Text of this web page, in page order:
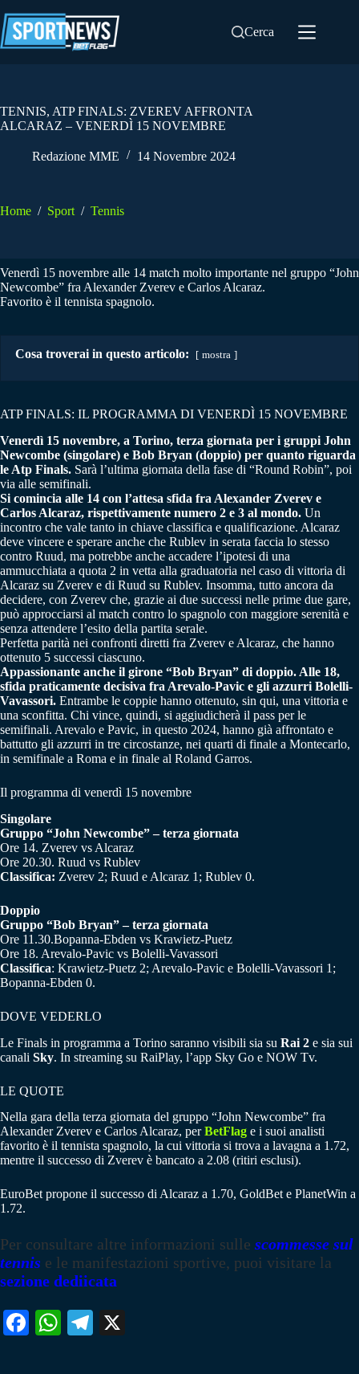
al
contenuto
Cerca
TENNIS, ATP FINALS: ZVEREV AFFRONTA
ALCARAZ – VENERDÌ 15 NOVEMBRE
Redazione MME 14 Novembre 2024
Home / Sport / Tennis
Venerdì 15 novembre alle 14 match molto importante nel gruppo “John
Newcombe” fra Alexander Zverev e Carlos Alcaraz.
Favorito è il tennista spagnolo.
Cosa troverai in questo articolo: mostra
ATP FINALS: IL PROGRAMMA DI VENERDÌ 15 NOVEMBRE
Venerdì 15 novembre, a Torino, terza giornata per i gruppi John
Newcombe (singolare) e Bob Bryan (doppio) per quanto riguarda
le Atp Finals. Sarà l’ultima giornata della fase di “Round Robin”, poi
via alle semifinali.
Si comincia alle 14 con l’attesa sfida fra Alexander Zverev e
Carlos Alcaraz, rispettivamente numero 2 e 3 al mondo. Un
incontro che vale tanto in chiave classifica e qualificazione. Alcaraz
deve vincere e sperare anche che Rublev in serata faccia lo stesso
contro Ruud, ma potrebbe anche accadere l’ipotesi di una
ammucchiata a quota 2 in vetta alla graduatoria nel caso di vittoria di
Alcaraz su Zverev e di Ruud su Rublev. Insomma, tutto ancora da
decidere, con Zverev che, grazie ai due successi nelle prime due gare,
può approcciarsi al match contro lo spagnolo con maggiore serenità e
senza attendere l’esito della partita serale.
Perfetta parità nei confronti diretti fra Zverev e Alcaraz, che hanno
ottenuto 5 successi ciascuno.
Appassionante anche il girone “Bob Bryan” di doppio. Alle 18,
sfida praticamente decisiva fra Arevalo-Pavic e gli azzurri Bolelli-
Vavassori. Entrambe le coppie hanno ottenuto, sin qui, una vittoria e
una sconfitta. Chi vince, quindi, si aggiudicherà il pass per le
semifinali. Arevalo e Pavic, in questo 2024, hanno già affrontato e
battutto gli azzurri in tre circostanze, nei quarti di finale a Montecarlo,
in semifinale a Roma e in finale al Roland Garros.
Il programma di venerdì 15 novembre
Singolare
Gruppo “John Newcombe” – terza giornata
Ore 14. Zverev vs Alcaraz
Ore 20.30. Ruud vs Rublev
Classifica: Zverev 2; Ruud e Alcaraz 1; Rublev 0.
Doppio
Gruppo “Bob Bryan” – terza giornata
Ore 11.30.Bopanna-Ebden vs Krawietz-Puetz
Ore 18. Arevalo-Pavic vs Bolelli-Vavassori
Classifica: Krawietz-Puetz 2; Arevalo-Pavic e Bolelli-Vavassori 1;
Bopanna-Ebden 0.
DOVE VEDERLO
Le Finals in programma a Torino saranno visibili sia su Rai 2 e sia sui
canali Sky. In streaming su RaiPlay, l’app Sky Go e NOW Tv.
LE QUOTE
Nella gara della terza giornata del gruppo “John Newcombe” fra
Alexander Zverev e Carlos Alcaraz, perBetFlag e i suoi analisti
favorito è il tennista spagnolo, la cui vittoria si trova a lavagna a 1.72,
mentre il successo di Zverev è bancato a 2.08 (ritiri esclusi).
EuroBet propone il successo di Alcaraz a 1.70, GoldBet e PlanetWin a
1.72.
Per consultare altre informazioni sulle scommesse sul
tennis e le manifestazioni sportive, puoi visitare la
sezione dediicata
Fa W
Te